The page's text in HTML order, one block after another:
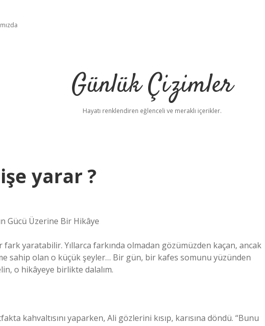
Günlük Çizimler
Hayatı renklendiren eğlenceli ve meraklı içerikler.
yarar ?
Gücü Üzerine Bir Hikâye
yaratabilir. Yıllarca farkında olmadan gözümüzden kaçan, ancak
sahip olan o küçük şeyler… Bir gün, bir kafes somunu yüzünden
o hikâyeye birlikte dalalım.
kahvaltısını yaparken, Ali gözlerini kısıp, karısına döndü. “Bunu